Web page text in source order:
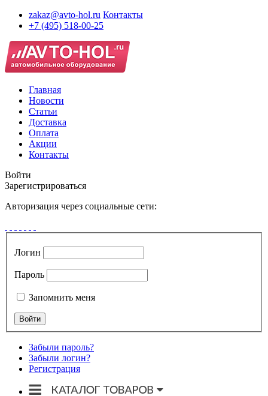
zakaz@avto-hol.ru Контакты
+7 (495) 518-00-25
Главная
Новости
Статьи
Доставка
Оплата
Акции
Контакты
Войти
Зарегистрироваться
Авторизация через социальные сети:
Логин
Пароль
Запомнить меня
Забыли пароль?
Забыли логин?
Регистрация